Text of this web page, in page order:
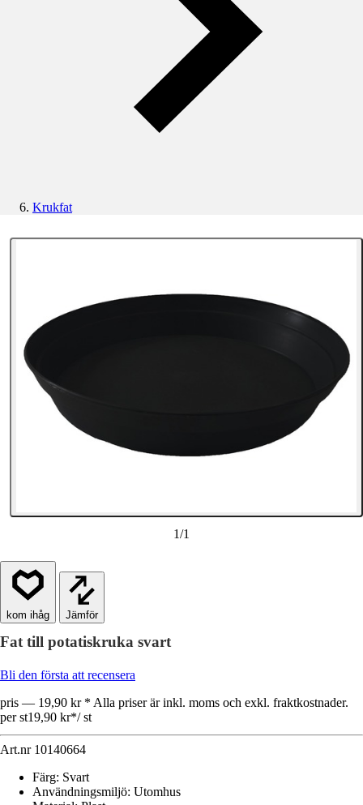
Krukfat
1/1
Jämför
Fat till potatiskruka svart
Bli den första att recensera
pris — 19,90 kr * Alla priser är inkl. moms och exkl. fraktkostnader.
per st19,90 kr*/ st
Art.nr 10140664
Färg: Svart
Användningsmiljö: Utomhus